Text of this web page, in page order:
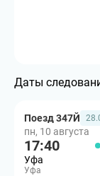
Даты
Поезд 347Й
пн, 10 августа
17:40
Уфа
Уфа